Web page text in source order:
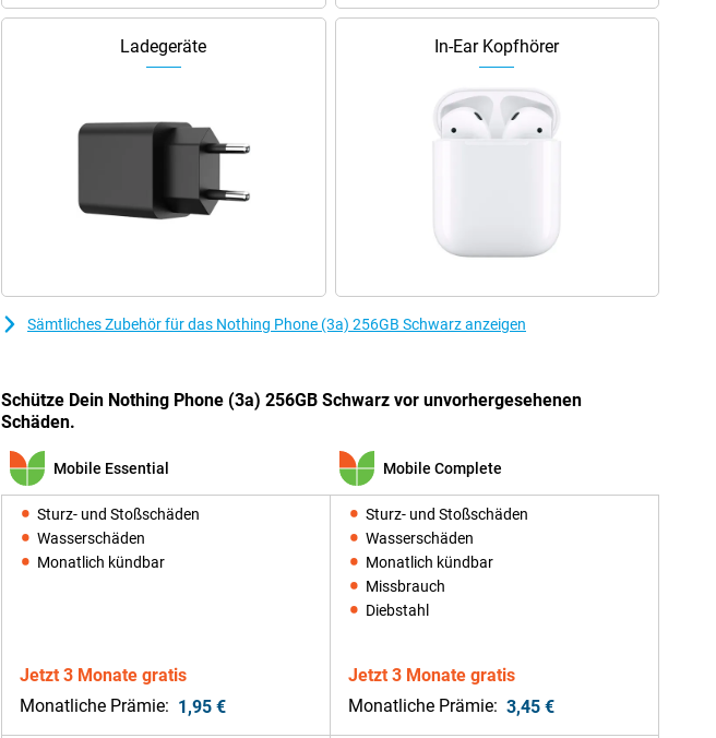
Ladegeräte In-Ear Kopfhörer
Sämtliches Zubehör für das Nothing Phone (3a) 256GB Schwarz anzeigen
Schütze Dein Nothing Phone (3a) 256GB Schwarz vor unvorhergesehenen
Schäden.
Mobile Essential
Sturz- und Stoßschäden
Wasserschäden
Monatlich kündbar
Jetzt 3 Monate gratis
Monatliche Prämie: 1,95 €
Mobile Complete
Sturz- und Stoßschäden
Wasserschäden
Monatlich kündbar
Missbrauch
Diebstahl
Jetzt 3 Monate gratis
Monatliche Prämie: 3,45 €